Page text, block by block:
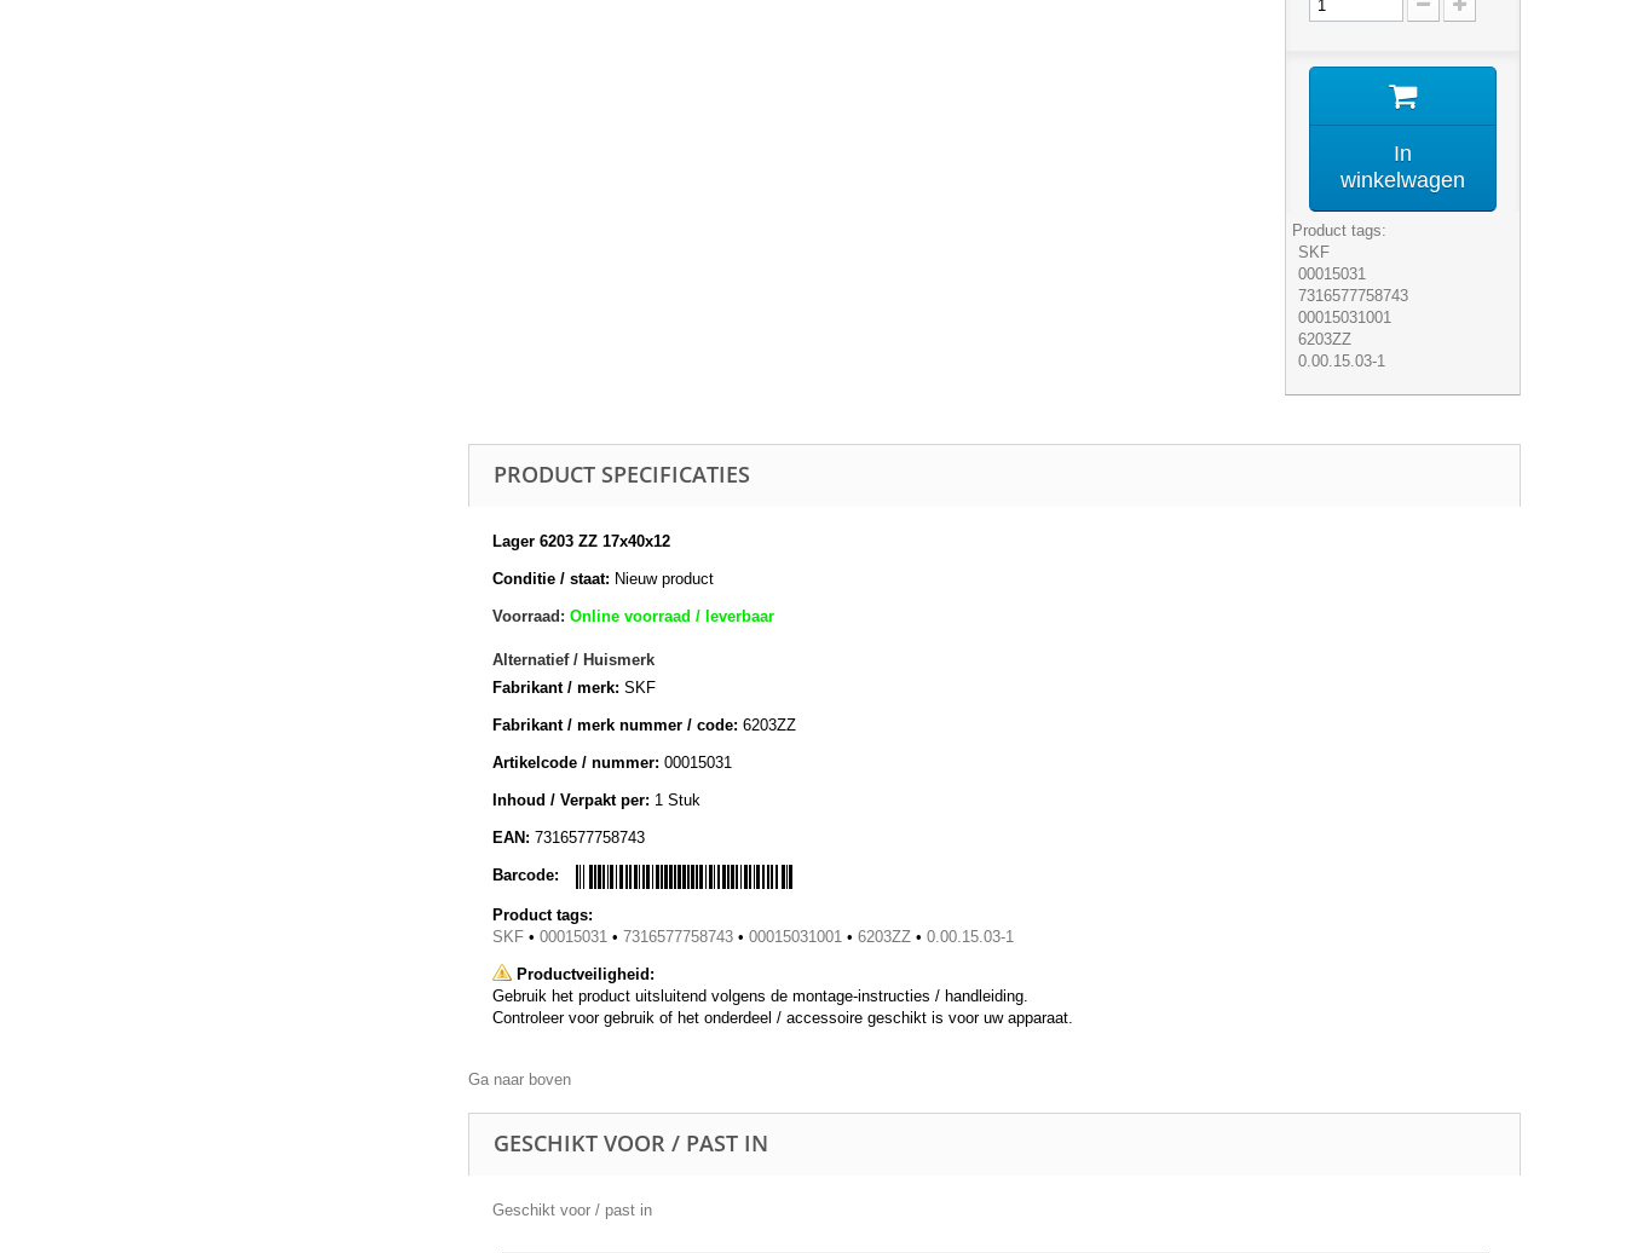
In
winkelwagen
Product tags:
SKF
00015031
7316577758743
00015031001
6203ZZ
0.00.15.03-1
PRODUCT SPECIFICATIES
Lager 6203 ZZ 17x40x12
Conditie / staat: Nieuw product
Voorraad: Online voorraad / leverbaar
Alternatief / Huismerk
Fabrikant / merk: SKF
Fabrikant / merk nummer / code: 6203ZZ
Artikelcode / nummer: 00015031
Inhoud / Verpakt per: 1 Stuk
EAN: 7316577758743
Barcode:
Product tags:
SKF • 00015031 • 7316577758743 • 00015031001 • 6203ZZ • 0.00.15.03-1
Productveiligheid:
Gebruik het product uitsluitend volgens de montage-instructies / handleiding.
Controleer voor gebruik of het onderdeel / accessoire geschikt is voor uw apparaat.
Ga naar boven
GESCHIKT VOOR / PAST IN
Geschikt voor / past in